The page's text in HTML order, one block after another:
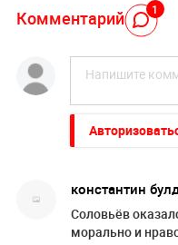
Комментарий 1
константин
Соловьёв
морально и